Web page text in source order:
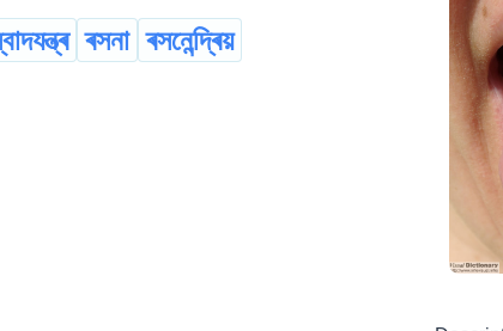
ৰসনা ৰসনেন্দ্ৰিয়